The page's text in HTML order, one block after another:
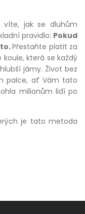
jak se dluhům
pravidlo: Pokud
Přestaňte platit za
která se každý
jámy. Život bez
palce, ať Vám tato
milionům lidí po
je tato metoda